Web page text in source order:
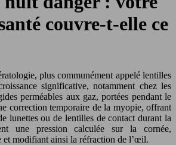
couvre-t-elle ce
significative, notamment chez les
perméables aux gaz, portées pendant le
correction temporaire de la myopie, offrant
lunettes ou de lentilles de contact durant la
une pression calculée sur la cornée,
et modifiant ainsi la réfraction de l’œil.